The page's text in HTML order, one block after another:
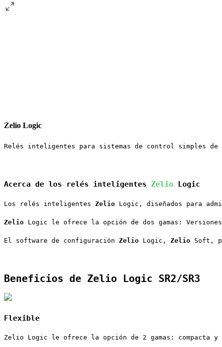
Zelio Logic
Relés inteligentes para sistemas de control simples de
Acerca de los relés inteligentes Zelio Logic
Los relés inteligentes Zelio Logic, diseñados para
Zelio Logic le ofrece la opción de dos gamas:
El software de configuración Zelio Logic, Zelio Soft,
Beneficios de Zelio Logic SR2/SR3
Flexible
Zelio Logic le ofrece la opción de 2 gamas: compacta y